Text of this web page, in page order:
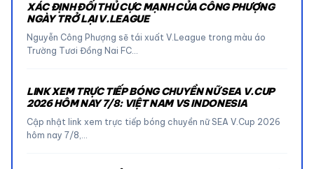
XÁC ĐỊNH ĐỐI THỦ CỰC MẠNH CỦA CÔNG PHƯỢNG
NGÀY TRỞ LẠI V.LEAGUE
Nguyễn Công Phượng sẽ tái xuất V.League trong màu áo
Trường Tươi Đồng Nai FC…
LINK XEM TRỰC TIẾP BÓNG CHUYỀN NỮ SEA V.CUP
2026 HÔM NAY 7/8: VIỆT NAM VS INDONESIA
Cập nhật link xem trực tiếp bóng chuyền nữ SEA V.Cup 2026
hôm nay 7/8,…